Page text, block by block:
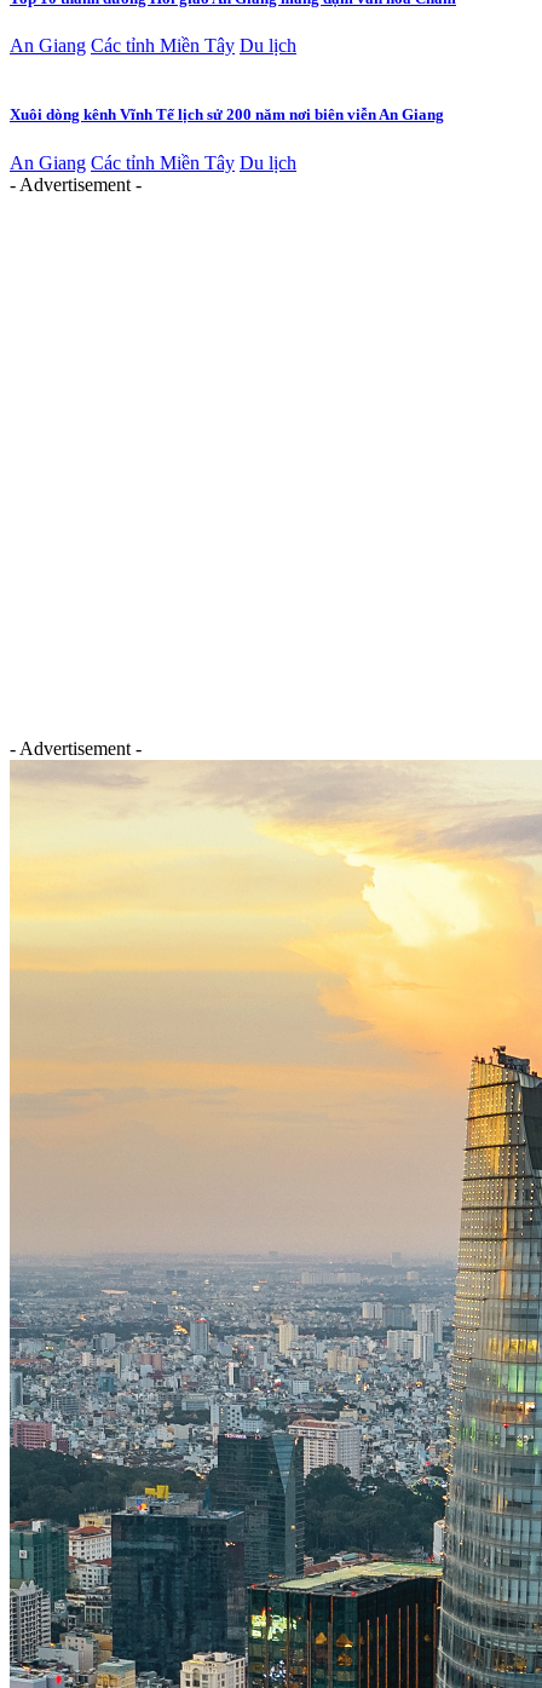
An Giang Các tỉnh Miền Tây Du lịch
Xuôi dòng kênh Vĩnh Tế lịch sử 200 năm nơi biên viễn An Giang
An Giang Các tỉnh Miền Tây Du lịch
- Advertisement -
- Advertisement -